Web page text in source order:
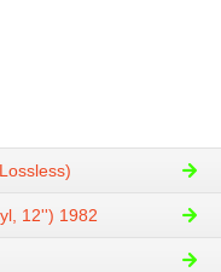
12'') 1982